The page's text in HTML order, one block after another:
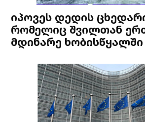
იპოვეს დედის
რომელიც შვილთან
მდინარე